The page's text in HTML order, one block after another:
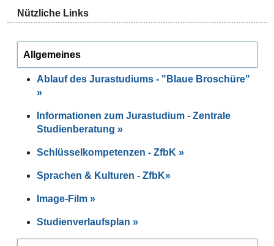
Nützliche Links
Allgemeines
Ablauf des Jurastudiums - "Blaue Broschüre"
»
Informationen zum Jurastudium - Zentrale
Studienberatung »
Schlüsselkompetenzen - ZfbK »
Sprachen & Kulturen - ZfbK»
Image-Film »
Studienverlaufsplan »